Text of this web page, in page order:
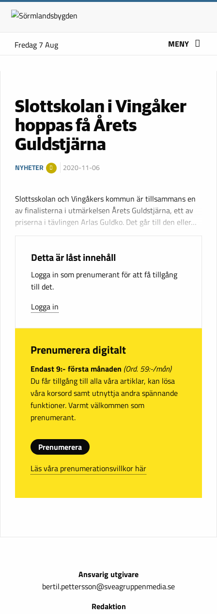
Fredag 7 Aug MENY
Slottskolan i Vingåker
hoppas få Årets
Guldstjärna
NYHETER 2020-11-06
Slottsskolan och Vingåkers kommun är tillsammans en
av finalisterna i utmärkelsen Årets Guldstjärna, ett av
priserna i tävlingen Arlas Guldko. Det går till den eller…
Detta är låst innehåll
Logga in som prenumerant för att få tillgång
till det.
Logga in
Prenumerera digitalt
Endast 9:- första månaden (Ord. 59:-/mån)
Du får tillgång till alla våra artiklar, kan lösa
våra korsord samt utnyttja andra spännande
funktioner. Varmt välkommen som
prenumerant.
Prenumerera
Läs våra prenumerationsvillkor här
Ansvarig utgivare
bertil.pettersson@sveagruppenmedia.se
Redaktion